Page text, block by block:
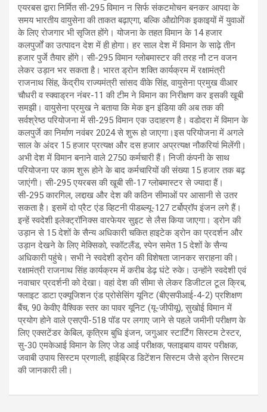
एयरबस द्वारा निर्मित सी-295 विमान न सिर्फ संकटमोचन बनकर आपदा के
समय भारतीय वायुसेना की ताकत बढ़ाएगा, बल्कि औद्योगिक इकाइयों में युवाओं
के लिए रोजगार भी सृजित होंगे। योजना के तहत विमान के 14 हजार
कलपुर्जों का उत्पादन देश में ही होगा। हर साल देश में विमान के साढ़े तीन
हजार पुर्जे तैयार होंगे। सी-295 विमान ग्लोबमास्टर की तरह नौ टन वजन
लेकर उड़ान भर सकता है। भारत ड्रोन शक्ति कार्यक्रम में रक्षामंत्री
राजनाथ सिंह, केंद्रीय राज्यमंत्री सांसद वीके सिंह, वायुसेना प्रमुख वीआर
चौधरी व स्क्वाड्रन नंबर-11 की टीम ने विमान का निरीक्षण कर इसकी खूबी
समझी। वायुसेना प्रमुख ने बताया कि मेक इन इंडिया की अब तक की
सर्वश्रेष्ठ परियोजना में सी-295 विमान एक उदाहरण है। वडोदरा में विमान के
कलपुर्जे का निर्माण नवंबर 2024 से शुरू हो जाएगा।इस परियोजना में अगले
साल के अंदर 15 हजार प्रत्यक्ष और दस हजार अप्रत्यक्ष नौकरियां मिलेंगी।
अभी देश में विमान बनाने वाले 2750 कर्मचारी हैं। निजी कंपनी के साथ
परियोजना पर काम शुरू होने के बाद कर्मचारियों की संख्या 15 हजार तक बढ़
जाएंगी। सी-295 एयरबस की खूबी सी-17 ग्लोबमास्टर से ज्यादा हैं।
सी-295 कारगिल, लद्दाख और देश की कठिन सीमाओं पर आसानी से उतर
सकता है। इसमें दो प्रैट एंड व्हिटनी पीडब्ल्यू-127 टर्बोप्रॉप इंजन लगे हैं।
इन्हें स्वदेशी इलेक्ट्रॉनिक्स वारफेयर सुइट से लैस किया जाएगा। ड्रोन की
उड़ान से 15 देशों के सैन्य अधिकारी चकित हाइटेक ड्रोन का प्रदर्शन और
उड़ान देखने के लिए मेक्सिको, स्कॉटलैंड, स्पेन समेत 15 देशों के सैन्य
अधिकारी पहुंचे। सभी ने स्वदेशी ड्रोन की विशेषता जानकर सराहना की।
रक्षामंत्री राजनाथ सिंह कार्यक्रम में करीब डेढ़ घंटे रुके। उन्होंने स्वदेशी एवं
नवाचार प्रदर्शनी को देखा। वहां देश की सीमा से लेकर डिजीटल टूल क्रिब,
फ्लाइट डाटा एक्यूजिशन एंड प्रोसेसिंग यूनिट (बीएसपीआई-4-2) प्रशिक्षण
बैंच, 90 केवीए वैश्विक स्तर का पावर यूनिट (यू-जीपीयू), सुखोई विमान में
प्रयोग होने वाले एसएपी-518 पॉड पर लगाए जाने से पहले जमीनी परीक्षण के
लिए एक्सटेंडर केबिल, कृत्रिम बुधि इंजन, जगुआर स्टार्टिंग सिस्टम टेस्टर,
सु-30 एमकेआई विमान के लिए जेड आई परीक्षक, फ्लाइबाय वायर परीक्षक,
जवाबी उपाय सिस्टम प्रणाली, हाईब्रिड डिटेंशन सिस्टम जैसे ड्रोन सिस्टम
की जानकारी ली।